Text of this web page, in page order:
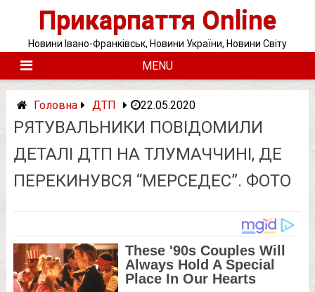
Прикарпаття Online
Новини Івано-Франківськ, Новини України, Новини Світу
MENU
Головна ДТП 22.05.2020
РЯТУВАЛЬНИКИ ПОВІДОМИЛИ
ДЕТАЛІ ДТП НА ТЛУМАЧЧИНІ, ДЕ
ПЕРЕКИНУВСЯ “МЕРСЕДЕС”. ФОТО